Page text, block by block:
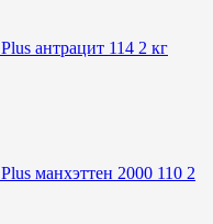
антрацит 114 2 кг
манхэттен 2000 110 2